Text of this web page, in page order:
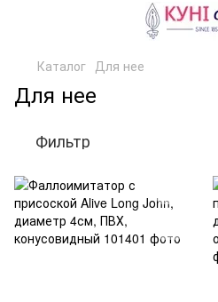
Каталог Для нее
Для нее
Фильтр